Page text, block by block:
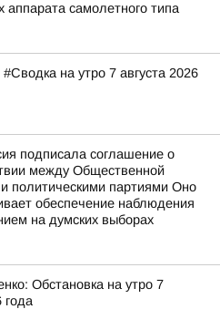
аппарата самолетного типа
на утро 7 августа 2026
подписала соглашение о
между Общественной
политическими партиями Оно
обеспечение наблюдения
на думских выборах
Обстановка на утро 7
года